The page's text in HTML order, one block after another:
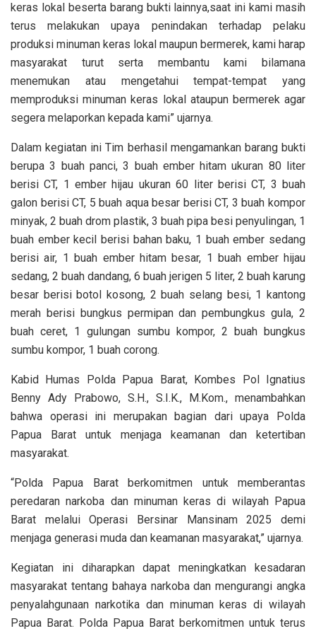
keras lokal beserta barang bukti lainnya,saat ini kami masih
terus melakukan upaya penindakan terhadap pelaku
produksi minuman keras lokal maupun bermerek, kami harap
masyarakat turut serta membantu kami bilamana
menemukan atau mengetahui tempat-tempat yang
memproduksi minuman keras lokal ataupun bermerek agar
segera melaporkan kepada kami” ujarnya.
Dalam kegiatan ini Tim berhasil mengamankan barang bukti
berupa 3 buah panci, 3 buah ember hitam ukuran 80 liter
berisi CT, 1 ember hijau ukuran 60 liter berisi CT, 3 buah
galon berisi CT, 5 buah aqua besar berisi CT, 3 buah kompor
minyak, 2 buah drom plastik, 3 buah pipa besi penyulingan, 1
buah ember kecil berisi bahan baku, 1 buah ember sedang
berisi air, 1 buah ember hitam besar, 1 buah ember hijau
sedang, 2 buah dandang, 6 buah jerigen 5 liter, 2 buah karung
besar berisi botol kosong, 2 buah selang besi, 1 kantong
merah berisi bungkus permipan dan pembungkus gula, 2
buah ceret, 1 gulungan sumbu kompor, 2 buah bungkus
sumbu kompor, 1 buah corong.
Kabid Humas Polda Papua Barat, Kombes Pol Ignatius
Benny Ady Prabowo, S.H., S.I.K., M.Kom., menambahkan
bahwa operasi ini merupakan bagian dari upaya Polda
Papua Barat untuk menjaga keamanan dan ketertiban
masyarakat.
“Polda Papua Barat berkomitmen untuk memberantas
peredaran narkoba dan minuman keras di wilayah Papua
Barat melalui Operasi Bersinar Mansinam 2025 demi
menjaga generasi muda dan keamanan masyarakat,” ujarnya.
Kegiatan ini diharapkan dapat meningkatkan kesadaran
masyarakat tentang bahaya narkoba dan mengurangi angka
penyalahgunaan narkotika dan minuman keras di wilayah
Papua Barat. Polda Papua Barat berkomitmen untuk terus